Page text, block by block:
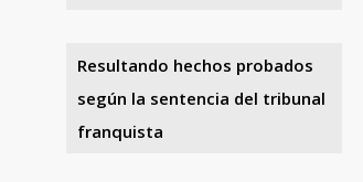
Resultando hechos probados
según la sentencia del tribunal
franquista